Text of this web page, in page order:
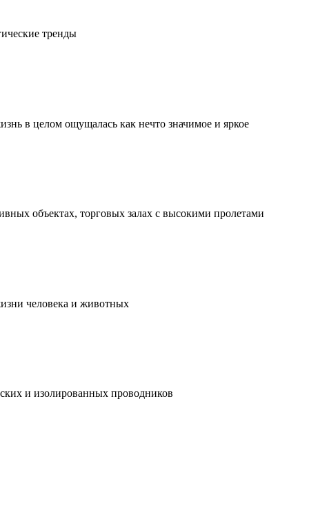
тренды
в целом ощущалась как нечто значимое и яркое
объектах, торговых залах с высокими пролетами
человека и животных
и изолированных проводников